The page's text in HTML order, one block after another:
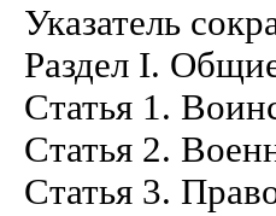
Указатель
Раздел I.
Статья 1.
Статья 2.
Статья 3.